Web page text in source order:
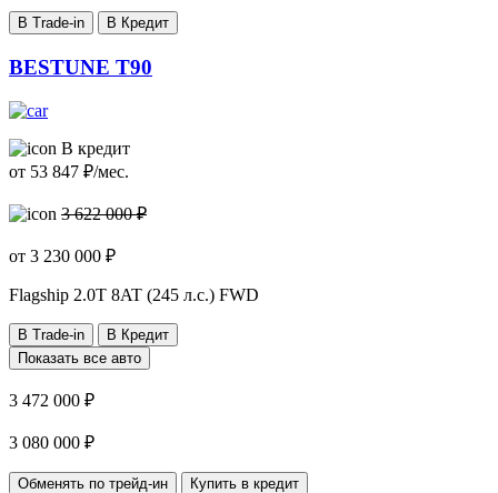
В Trade-in В Кредит
BESTUNE T90
В кредит
от 53 847 ₽/мес.
3 622 000 ₽
от 3 230 000 ₽
Flagship 2.0T 8AT (245 л.с.) FWD
В Trade-in
В Кредит
Показать все авто
3 472 000 ₽
3 080 000 ₽
Обменять по трейд-ин Купить в кредит